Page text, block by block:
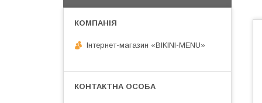
Інтернет-магазин «BIKINI-MENU»